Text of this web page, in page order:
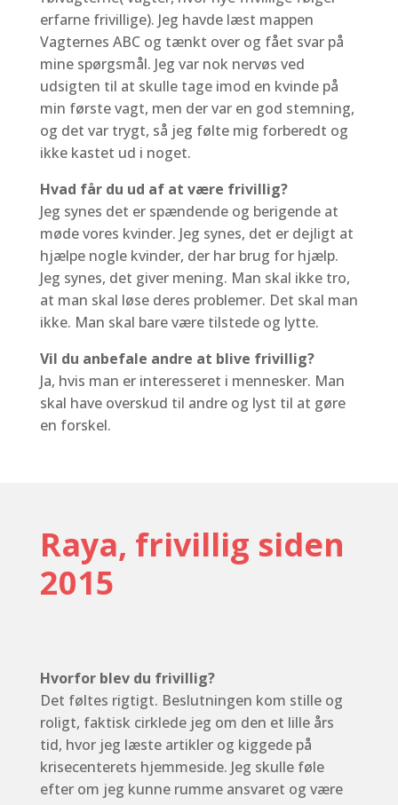
erfarne frivillige). Jeg havde læst mappen
Vagternes ABC og tænkt over og fået svar på
mine spørgsmål. Jeg var nok nervøs ved
udsigten til at skulle tage imod en kvinde på
min første vagt, men der var en god stemning,
og det var trygt, så jeg følte mig forberedt og
ikke kastet ud i noget.
Hvad får du ud af at være frivillig?
Jeg synes det er spændende og berigende at
møde vores kvinder. Jeg synes, det er dejligt at
hjælpe nogle kvinder, der har brug for hjælp.
Jeg synes, det giver mening. Man skal ikke tro,
at man skal løse deres problemer. Det skal man
ikke. Man skal bare være tilstede og lytte.
Vil du anbefale andre at blive frivillig?
Ja, hvis man er interesseret i mennesker. Man
skal have overskud til andre og lyst til at gøre
en forskel.
Raya, frivillig siden
2015
Hvorfor blev du frivillig?
Det føltes rigtigt. Beslutningen kom stille og
roligt, faktisk cirklede jeg om den et lille års
tid, hvor jeg læste artikler og kiggede på
krisecenterets hjemmeside. Jeg skulle føle
efter om jeg kunne rumme ansvaret og være